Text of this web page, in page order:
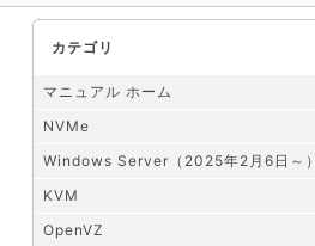
カテゴリ
マニュアル ホーム
NVMe
Windows Server（2025年2月6日～）
KVM
OpenVZ